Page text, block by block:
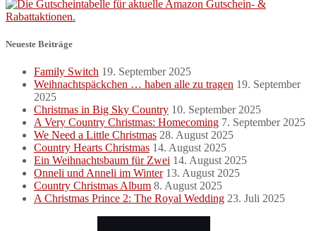
Neueste Beiträge
Family Switch 19. September 2025
Weihnachtspäckchen … haben alle zu tragen 19. September
2025
Christmas in Big Sky Country 10. September 2025
A Very Country Christmas: Homecoming 7. September 2025
We Need a Little Christmas 28. August 2025
Country Hearts Christmas 14. August 2025
Ein Weihnachtsbaum für Zwei 14. August 2025
Onneli und Anneli im Winter 13. August 2025
Country Christmas Album 8. August 2025
A Christmas Prince 2: The Royal Wedding 23. Juli 2025